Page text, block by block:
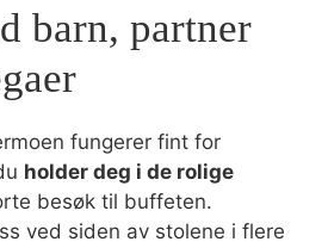
barn, partner
fungerer fint for
holder deg i de rolige
besøk til buffeten.
ved siden av stolene i flere